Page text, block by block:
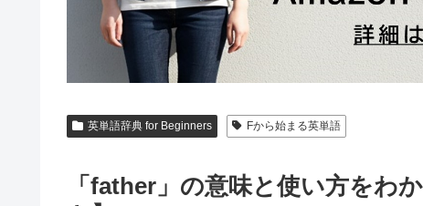
英単語辞典 for Beginners Fから始まる英単語
「father」の意味と使い方をわ